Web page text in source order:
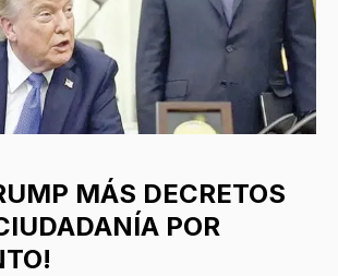
MÁS DECRETOS
POR